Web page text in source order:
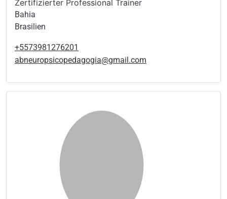
Zertifizierter Professional Trainer
Bahia
Brasilien
+5573981276201
abneuropsicopedagogia@gmail.com